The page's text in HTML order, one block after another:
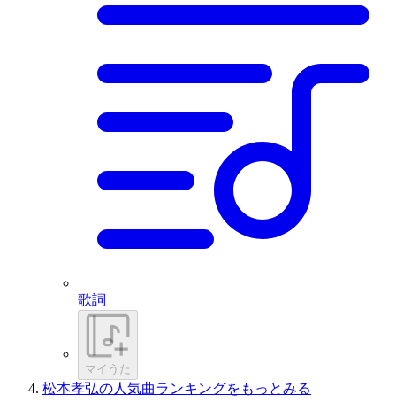
歌詞
マイうた
松本孝弘の人気曲ランキングをもっとみる